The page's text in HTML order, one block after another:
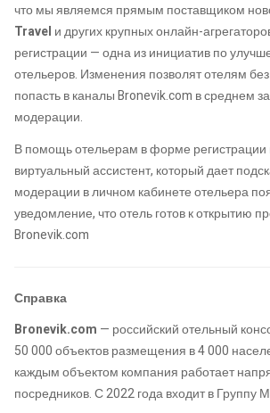
что мы являемся прямым поставщиком
Travel и других крупных онлайн-
регистрации — одна из инициатив по
отельеров. Изменения позволят отелям
попасть в каналы Bronevik.com в среднем
модерации.
В помощь отельерам в форме регистрации
виртуальный ассистент, который дает
модерации в личном кабинете отельера
уведомление, что отель готов к открытию
Bronevik.com
Справка
Bronevik.com — российский отельный
50 000 объектов размещения в 4 000
каждым объектом компания работает
посредников. С 2022 года входит в Группу